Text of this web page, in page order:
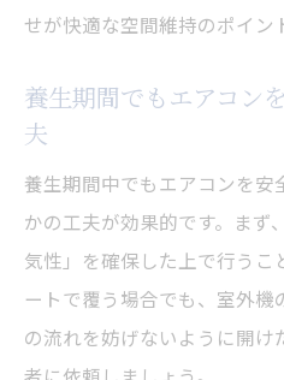
せが快適な空間維持のポイン
養生期間でもエアコン
夫
養生期間中でもエアコンを安
かの工夫が効果的です。まず
気性」を確保した上で行うこ
ートで覆う場合でも、室外
の流れを妨げないように開け